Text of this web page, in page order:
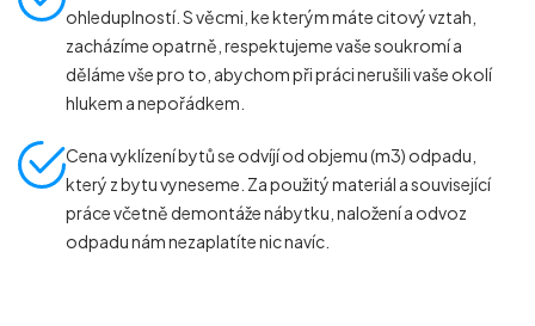
ohleduplností. S věcmi, ke kterým máte citový vztah,
zacházíme opatrně, respektujeme vaše soukromí a
děláme vše pro to, abychom při práci nerušili vaše okolí
hlukem a nepořádkem.
Cena vyklízení bytů se odvíjí od objemu (m3) odpadu,
který z bytu vyneseme. Za použitý materiál a související
práce včetně demontáže nábytku, naložení a odvoz
odpadu nám nezaplatíte nic navíc.